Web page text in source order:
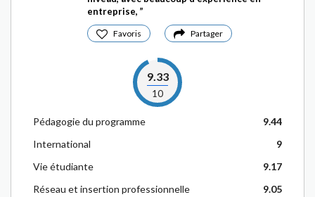
entreprise,
Favoris Partager
9.33
10
Pédagogie du programme
9.44
International
9
Vie étudiante
9.17
Réseau et insertion professionnelle
9.05